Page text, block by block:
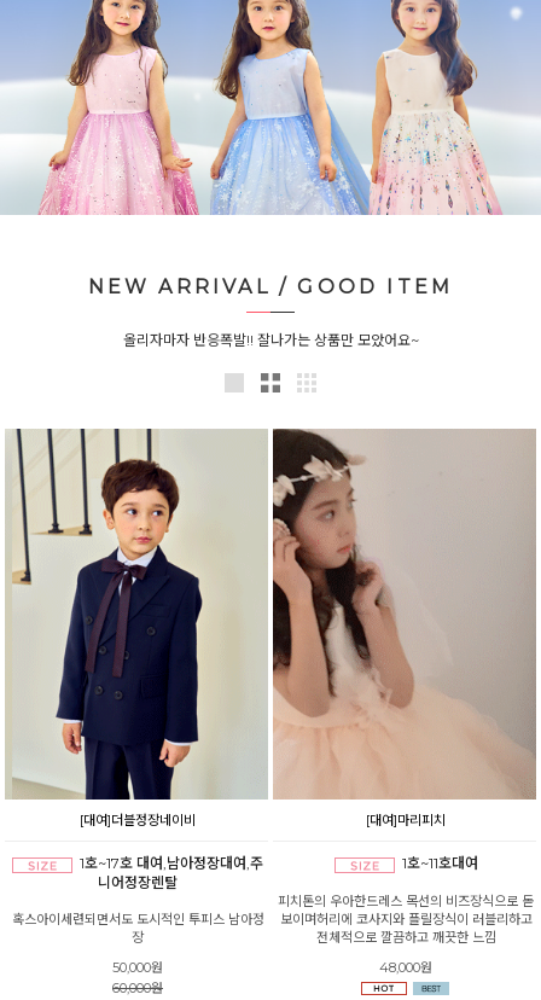
NEW ARRIVAL / GOOD ITEM
올리자마자 반응폭발!! 잘나가는 상품만 모았어요~
[대여]더블정장네이비
1호~17호 대여,남아정장대여,주
니어정장렌탈
혹스아이세련되면서도 도시적인 투피스 남아정
장
50,000원
60,000원
[대여]마리피치
1호~11호대여
피치톤의 우아한드레스 목선의 비즈장식으로 돋
보이며허리에 코사지와 플릴장식이 러블리하고
전체적으로 깔끔하고 깨끗한 느낌
48,000원